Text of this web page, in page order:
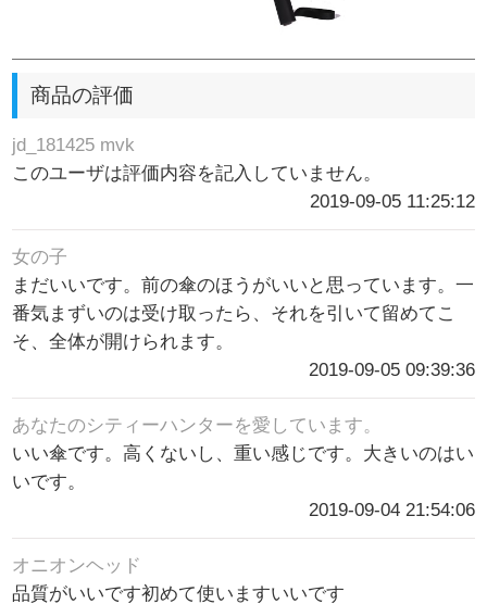
商品の評価
jd_181425 mvk
このユーザは評価内容を記入していません。
2019-09-05 11:25:12
女の子
まだいいです。前の傘のほうがいいと思っています。一
番気まずいのは受け取ったら、それを引いて留めてこ
そ、全体が開けられます。
2019-09-05 09:39:36
あなたのシティーハンターを愛しています。
いい傘です。高くないし、重い感じです。大きいのはい
いです。
2019-09-04 21:54:06
オニオンヘッド
品質がいいです初めて使いますいいです